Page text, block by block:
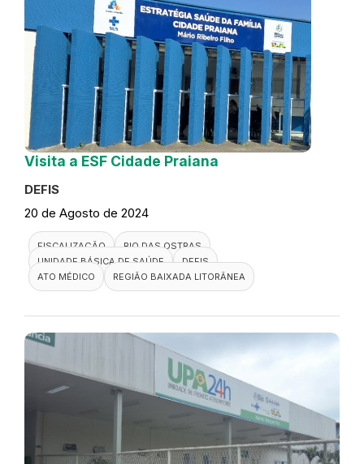
Visita a ESF Cidade Praiana
DEFIS
20 de Agosto de 2024
FISCALIZAÇÃO
RIO DAS OSTRAS
UNIDADE BÁSICA DE SAÚDE
DEFIS
ATO MÉDICO
REGIÃO BAIXADA LITORÂNEA